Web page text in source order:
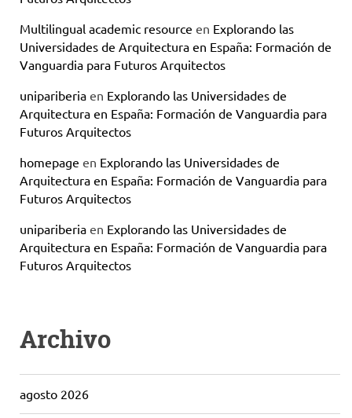
Multilingual academic resource en Explorando las
Universidades de Arquitectura en España: Formación de
Vanguardia para Futuros Arquitectos
unipariberia en Explorando las Universidades de
Arquitectura en España: Formación de Vanguardia para
Futuros Arquitectos
homepage en Explorando las Universidades de
Arquitectura en España: Formación de Vanguardia para
Futuros Arquitectos
unipariberia en Explorando las Universidades de
Arquitectura en España: Formación de Vanguardia para
Futuros Arquitectos
Archivo
agosto 2026